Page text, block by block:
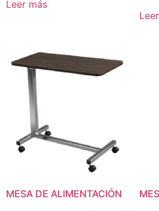
Leer más
MESA DE ALIMENTACIÓN